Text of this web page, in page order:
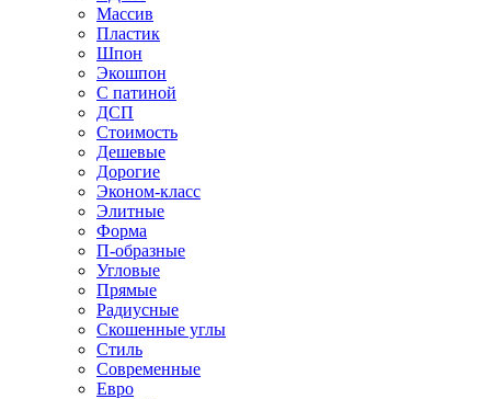
Массив
Пластик
Шпон
Экошпон
С патиной
ДСП
Стоимость
Дешевые
Дорогие
Эконом-класс
Элитные
Форма
П-образные
Угловые
Прямые
Радиусные
Скошенные углы
Стиль
Современные
Евро